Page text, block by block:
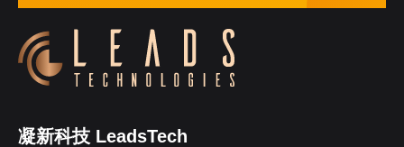
凝新科技 LeadsTech